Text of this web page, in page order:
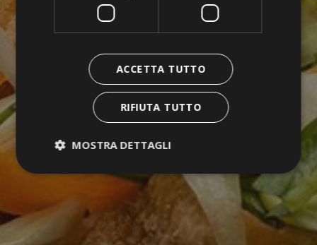
ACCETTA TUTTO
RIFIUTA TUTTO
MOSTRA DETTAGLI